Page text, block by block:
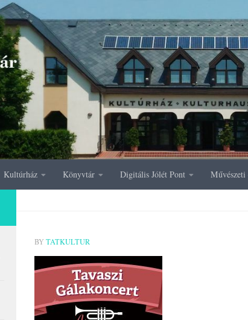
Kultúrház Könyvtár Digitális Jólét Pont
BY TATKULTUR